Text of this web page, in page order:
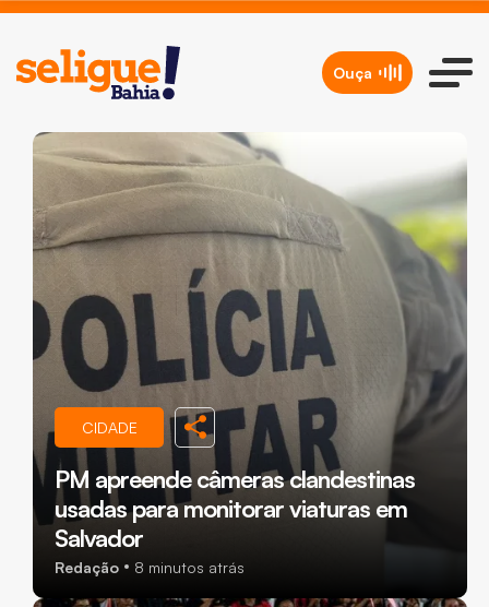
Ouça
CIDADE
PM apreende câmeras clandestinas
usadas para monitorar viaturas em
Salvador
Redação 8 minutos atrás